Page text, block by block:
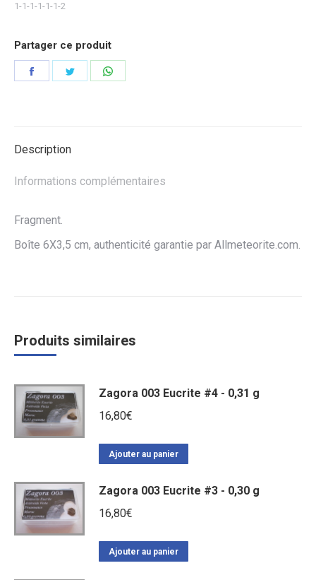
1-1-1-1-1-1-2
Partager ce produit
Partager Partager
Description
Informations complémentaires
Fragment.
Boîte 6X3,5 cm, authenticité garantie par Allmeteorite.com.
Produits similaires
Zagora 003 Eucrite #4 - 0,31 g
16,80€
Ajouter au panier
Zagora 003 Eucrite #3 - 0,30 g
16,80€
Ajouter au panier